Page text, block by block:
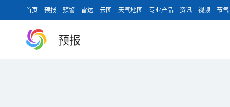
首页 预报 预警 雷达 云图 天气地图 专业产品 资讯 视频 节气
预报